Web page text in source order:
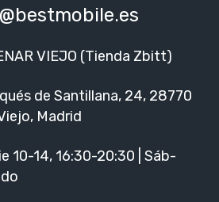
VIEJO (Tienda Zbitt)
de Santillana, 24, 28770
Madrid
10-14, 16:30-20:30 | Sáb-